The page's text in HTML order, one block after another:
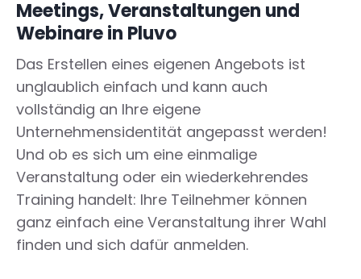
Meetings, Veranstaltungen und
Webinare in Pluvo
Das Erstellen eines eigenen Angebots ist
unglaublich einfach und kann auch
vollständig an Ihre eigene
Unternehmensidentität angepasst werden!
Und ob es sich um eine einmalige
Veranstaltung oder ein wiederkehrendes
Training handelt: Ihre Teilnehmer können
ganz einfach eine Veranstaltung ihrer Wahl
finden und sich dafür anmelden.